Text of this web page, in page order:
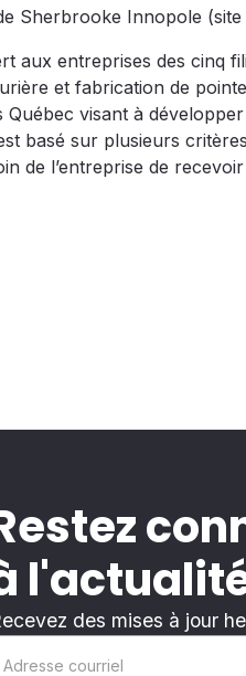
Sherbrooke Innopole
aux entreprises des cinq
et fabrication de
visant à
basé sur plusieurs
de l’entreprise de
des mises à jour